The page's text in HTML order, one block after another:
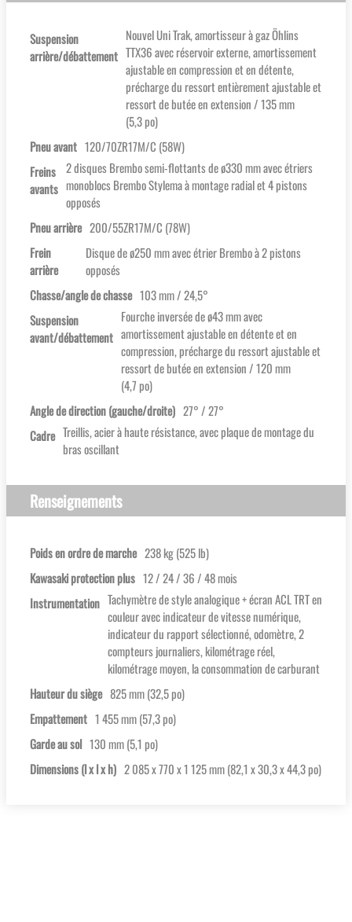
Suspension
arrière/débattement
Nouvel Uni Trak, amortisseur à gaz Öhlins
TTX36 avec réservoir externe, amortissement
ajustable en compression et en détente,
précharge du ressort entièrement ajustable et
ressort de butée en extension / 135 mm
(5,3 po)
Pneu avant 120/70ZR17M/C (58W)
Freins
avants
2 disques Brembo semi-flottants de ø330 mm avec étriers
monoblocs Brembo Stylema à montage radial et 4 pistons
opposés
Pneu arrière 200/55ZR17M/C (78W)
Frein
arrière
Disque de ø250 mm avec étrier Brembo à 2 pistons
opposés
Chasse/angle de chasse 103 mm / 24,5°
Suspension
avant/débattement
Fourche inversée de ø43 mm avec
amortissement ajustable en détente et en
compression, précharge du ressort ajustable et
ressort de butée en extension / 120 mm
(4,7 po)
Angle de direction (gauche/droite) 27° / 27°
Cadre Treillis, acier à haute résistance, avec plaque de montage du
bras oscillant
Renseignements
Poids en ordre de marche 238 kg (525 lb)
Kawasaki protection plus 12 / 24 / 36 / 48 mois
Instrumentation Tachymètre de style analogique + écran ACL TRT en
couleur avec indicateur de vitesse numérique,
indicateur du rapport sélectionné, odomètre, 2
compteurs journaliers, kilométrage réel,
kilométrage moyen, la consommation de carburant
Hauteur du siège 825 mm (32,5 po)
Empattement 1 455 mm (57,3 po)
Garde au sol 130 mm (5,1 po)
Dimensions (l x l x h) 2 085 x 770 x 1 125 mm (82,1 x 30,3 x 44,3 po)